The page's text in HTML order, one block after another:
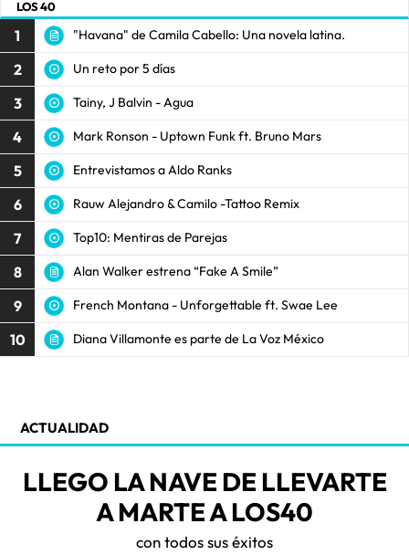
LOS 40
1 "Havana" de Camila Cabello: Una novela latina.
2 Un reto por 5 días
3 Tainy, J Balvin - Agua
4 Mark Ronson - Uptown Funk ft. Bruno Mars
5 Entrevistamos a Aldo Ranks
6 Rauw Alejandro & Camilo -Tattoo Remix
7 Top10: Mentiras de Parejas
8 Alan Walker estrena “Fake A Smile”
9 French Montana - Unforgettable ft. Swae Lee
10 Diana Villamonte es parte de La Voz México
ACTUALIDAD
LLEGO LA NAVE DE LLEVARTE
A MARTE A LOS40
con todos sus éxitos